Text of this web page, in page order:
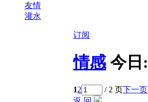
友情
灌水
订阅
情感 今日:
12 / 2 页下一页